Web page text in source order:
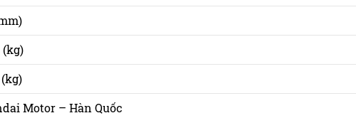
(kg)
(kg)
Motor – Hàn Quốc